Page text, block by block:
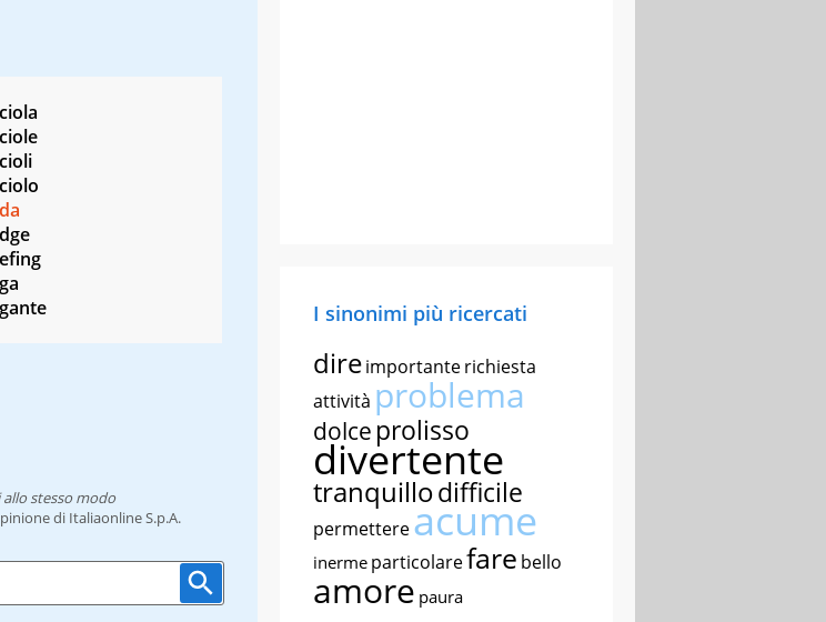
stesso modo
di Italiaonline S.p.A.
I sinonimi più ricercati
direimportanterichiesta
attività problema
dolce prolisso
divertente
tranquillodifficile
permettereacume
inerme particolarefare bello
amore paura